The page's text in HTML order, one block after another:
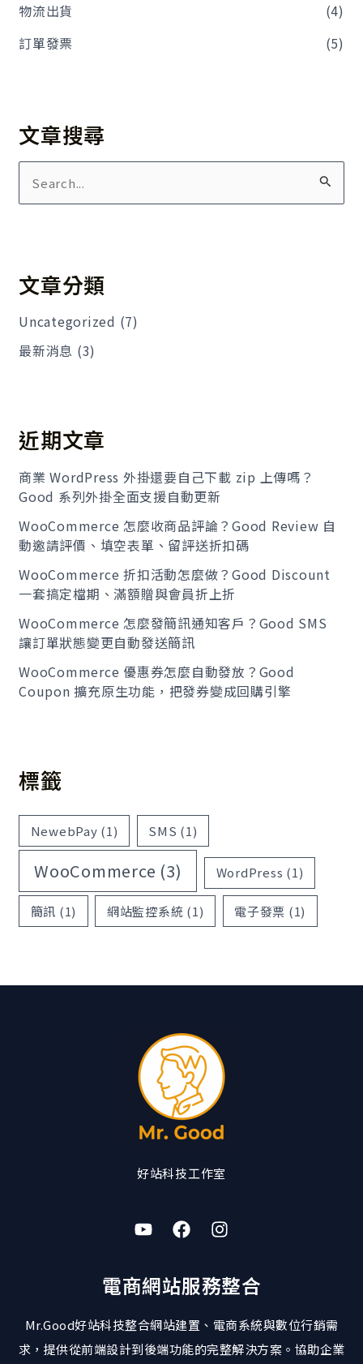
物流出貨
(4)
訂單發票
(5)
文章搜尋
尋
字
:
文章分類
Uncategorized (7)
最新消息 (3)
近期文章
商業 WordPress 外掛還要自己下載 zip 上傳嗎？
Good 系列外掛全面支援自動更新
WooCommerce 怎麼收商品評論？Good Review 自
動邀請評價、填空表單、留評送折扣碼
WooCommerce 折扣活動怎麼做？Good Discount
一套搞定檔期、滿額贈與會員折上折
WooCommerce 怎麼發簡訊通知客戶？Good SMS
讓訂單狀態變更自動發送簡訊
WooCommerce 優惠券怎麼自動發放？Good
Coupon 擴充原生功能，把發券變成回購引擎
標籤
NewebPay (1) SMS (1)
WooCommerce (3) WordPress (1)
簡訊 (1) 網站監控系統 (1) 電子發票 (1)
好站科技工作室
電商網站服務整合
Mr.Good好站科技整合網站建置、電商系統與數位行銷需
求，提供從前端設計到後端功能的完整解決方案。協助企業